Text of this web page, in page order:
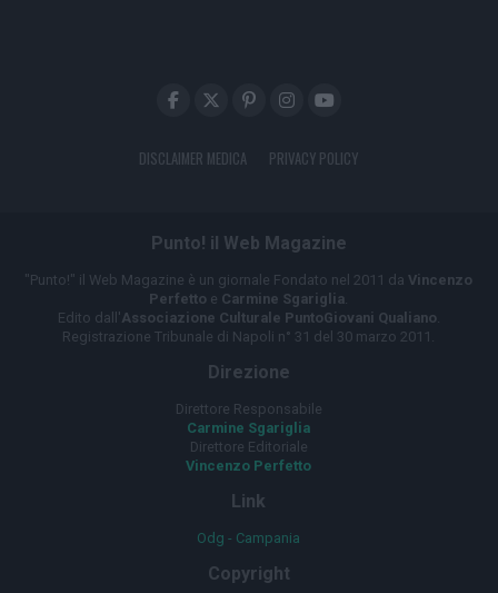
DISCLAIMER MEDICA PRIVACY POLICY
Punto! il Web Magazine
"Punto!" il Web Magazine è un giornale Fondato nel 2011 da Vincenzo
Perfetto e Carmine Sgariglia
Edito dall'Associazione Culturale PuntoGiovani Qualiano
Registrazione Tribunale di Napoli n° 31 del 30 marzo 2011.
Direzione
Direttore Responsabile
Carmine Sgariglia
Direttore Editoriale
Vincenzo Perfetto
Link
Odg - Campania
Copyright